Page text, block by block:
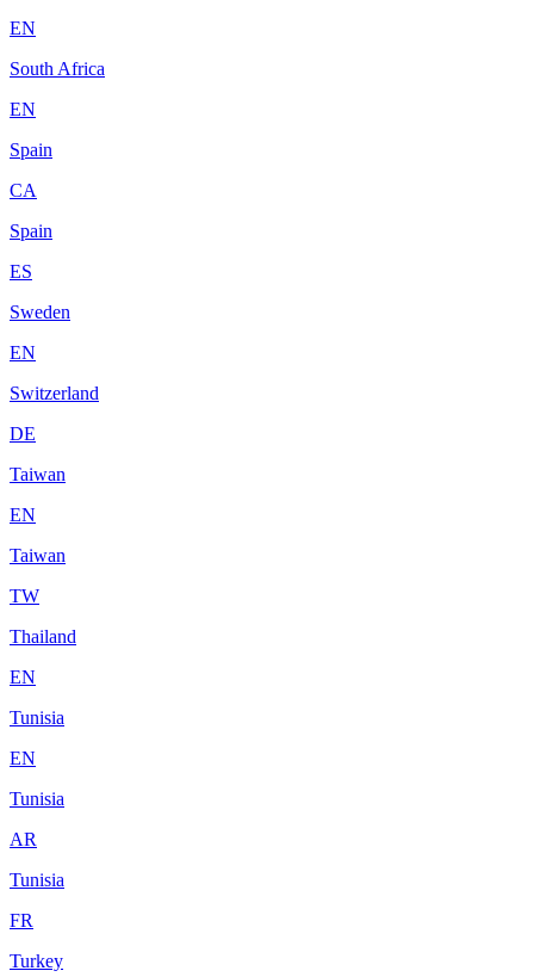
EN
South Africa
EN
Spain
CA
Spain
ES
Sweden
EN
Switzerland
DE
Taiwan
EN
Taiwan
TW
Thailand
EN
Tunisia
EN
Tunisia
AR
Tunisia
FR
Turkey